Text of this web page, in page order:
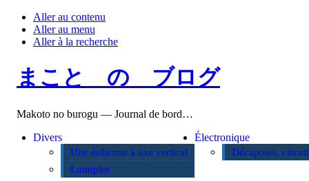
Aller au contenu
Aller au menu
Aller à la recherche
まこと の ブログ
Makoto no burogu — Journal de bord…
Divers
Une éolienne à axe vertical
Lumiplot
Électronique
Décapotes,